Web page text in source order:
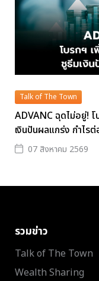
Talk of The Town
ADVANC ฉุดไม่อยู่! โ
เงินปันผลแกร่ง กำไร
07 สิงหาคม 2569
รวมข่าว
Talk of The Town
Wealth Sharing